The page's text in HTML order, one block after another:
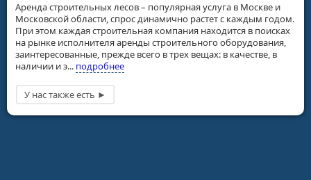
Аренда строительных лесов – популярная услуга в Москве и
Московской области, спрос динамично растет с каждым годом.
При этом каждая строительная компания находится в поисках
на рынке исполнителя аренды строительного оборудования,
заинтересованные, прежде всего в трех вещах: в качестве, в
наличии и э... подробнее